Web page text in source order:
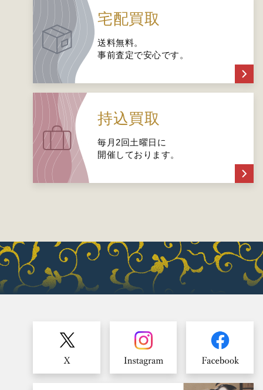
宅配買取
送料無料。
事前査定で安心です。
持込買取
毎月2回土曜日に
開催しております。